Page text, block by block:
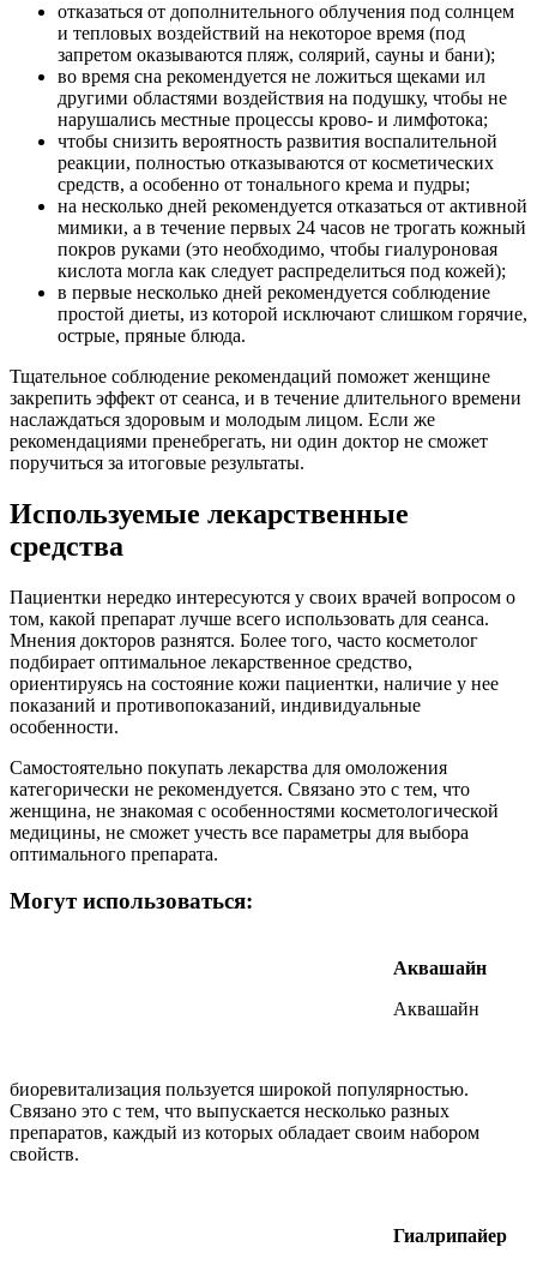
отказаться от дополнительного облучения под солнцем
и тепловых воздействий на некоторое время (под
запретом оказываются пляж, солярий, сауны и бани);
во время сна рекомендуется не ложиться щеками ил
другими областями воздействия на подушку, чтобы не
нарушались местные процессы крово- и лимфотока;
чтобы снизить вероятность развития воспалительной
реакции, полностью отказываются от косметических
средств, а особенно от тонального крема и пудры;
на несколько дней рекомендуется отказаться от активной
мимики, а в течение первых 24 часов не трогать кожный
покров руками (это необходимо, чтобы гиалуроновая
кислота могла как следует распределиться под кожей);
в первые несколько дней рекомендуется соблюдение
простой диеты, из которой исключают слишком горячие,
острые, пряные блюда.
Тщательное соблюдение рекомендаций поможет женщине
закрепить эффект от сеанса, и в течение длительного времени
наслаждаться здоровым и молодым лицом. Если же
рекомендациями пренебрегать, ни один доктор не сможет
поручиться за итоговые результаты.
Используемые лекарственные
средства
Пациентки нередко интересуются у своих врачей вопросом о
том, какой препарат лучше всего использовать для сеанса.
Мнения докторов разнятся. Более того, часто косметолог
подбирает оптимальное лекарственное средство,
ориентируясь на состояние кожи пациентки, наличие у нее
показаний и противопоказаний, индивидуальные
особенности.
Самостоятельно покупать лекарства для омоложения
категорически не рекомендуется. Связано это с тем, что
женщина, не знакомая с особенностями косметологической
медицины, не сможет учесть все параметры для выбора
оптимального препарата.
Могут использоваться:
Аквашайн
Аквашайн
биоревитализация пользуется широкой популярностью.
Связано это с тем, что выпускается несколько разных
препаратов, каждый из которых обладает своим набором
свойств.
Гиалрипайер